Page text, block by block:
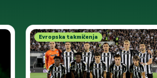
Evropska takmičenja